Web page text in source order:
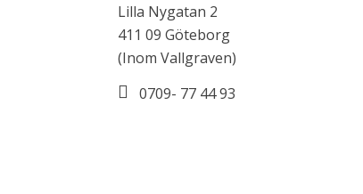
Lilla Nygatan 2
411 09 Göteborg
(Inom Vallgraven)
0709- 77 44 93